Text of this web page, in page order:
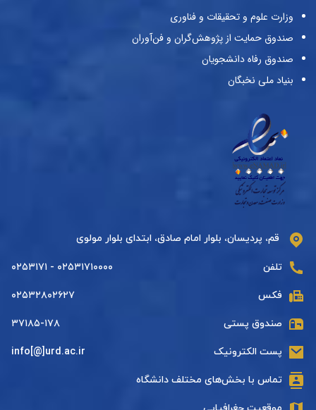
وزارت علوم و تحقیقات و فناوری
صندوق حمایت از پژوهش‌گران و فن‌آوران
صندوق رفاه دانشجویان
بنیاد ملی نخبگان
قم، پردیسان، بلوار امام صادق، ابتدای بلوار مولوی
تلفن ۰۲۵۳۱۷۱۰۰۰۰ - ۰۲۵۳۱۷۱
فکس ۰۲۵۳۲۸۰۲۶۲۷
صندوق پستی ۳۷۱۸۵-۱۷۸
پست الکترونیک info[@]urd.ac.ir
تماس با بخش‌های مختلف دانشگاه